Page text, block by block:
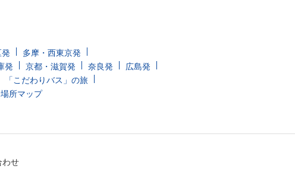
多摩・西東京発
発 京都・滋賀発 奈良発
広島発
「こだわりバス」の旅
所マップ
わせ